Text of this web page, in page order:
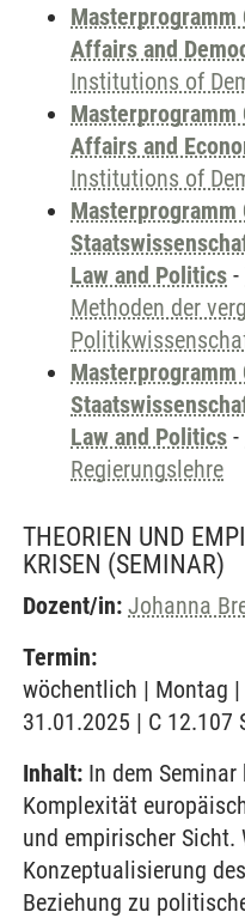
Masterprogramm
Affairs and
Institutions of
Masterprogramm
Affairs and
Institutions of
Masterprogramm
Law and Politics -
Methoden der
Masterprogramm
Law and Politics -
Regierungslehre
THEORIEN UND
KRISEN (SEMINAR)
Dozent/in: Johanna
Termin:
wöchentlich | Montag
31.01.2025 | C 12.107
Inhalt: In dem
Komplexität
und empirischer
Konzeptualisierung
Beziehung zu